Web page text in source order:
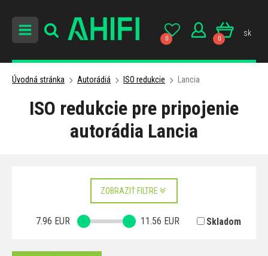
0 0
sk
Úvodná stránka Autorádiá ISO redukcie Lancia
ISO redukcie pre pripojenie
autorádia Lancia
ZOBRAZIŤ FILTRE
7.96 EUR 11.56 EUR Skladom